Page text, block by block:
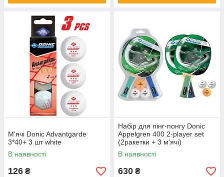
М'ячі Donic Advantgarde
3*40+ 3 шт white
В наявності
126 ₴
Набір для пінг-понгу Donic
Appelgren 400 2-player set
(2ракетки + 3 м'ячі)
В наявності
630 ₴